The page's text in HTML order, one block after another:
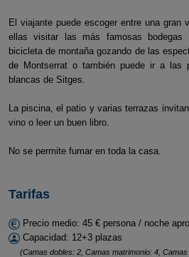
El viajante puede escoger entre una gran
ellas visitar las más famosas
bicicleta de montaña gozando de las
de Montserrat o también puede ir a las
blancas de Sitges.
La piscina, el patio y varias terrazas
vino o leer un buen libro.
No se permite fumar en toda la casa.
Tarifas
Precio medio: 45 € persona / noche
Capacidad: 12+3 plazas
(Camas dobles: 2, Camas matrimonio: 4,